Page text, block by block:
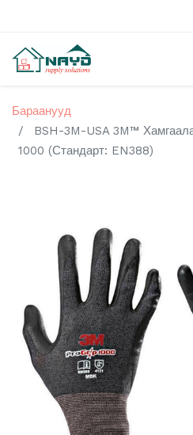
Бараанууд
BSH-3M-USA 3M™
1000 (Стандарт: EN388)